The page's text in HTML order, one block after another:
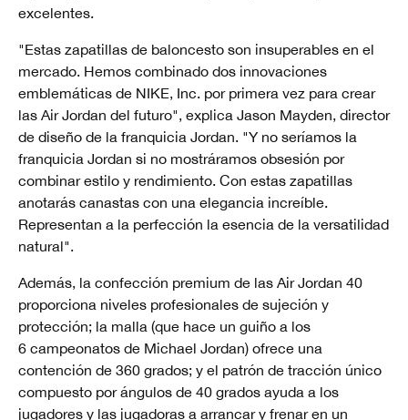
excelentes.
"Estas zapatillas de baloncesto son insuperables en el
mercado. Hemos combinado dos innovaciones
emblemáticas de NIKE, Inc. por primera vez para crear
las Air Jordan del futuro", explica Jason Mayden, director
de diseño de la franquicia Jordan. "Y no seríamos la
franquicia Jordan si no mostráramos obsesión por
combinar estilo y rendimiento. Con estas zapatillas
anotarás canastas con una elegancia increíble.
Representan a la perfección la esencia de la versatilidad
natural".
Además, la confección premium de las Air Jordan 40
proporciona niveles profesionales de sujeción y
protección; la malla (que hace un guiño a los
6 campeonatos de Michael Jordan) ofrece una
contención de 360 grados; y el patrón de tracción único
compuesto por ángulos de 40 grados ayuda a los
jugadores y las jugadoras a arrancar y frenar en un